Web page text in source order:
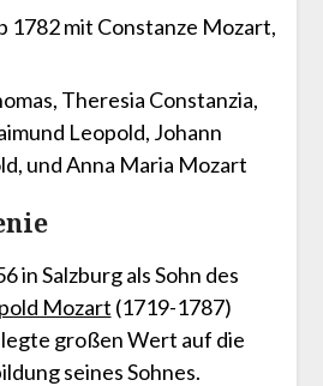
1782 mit Constanze Mozart,
Theresia Constanzia,
Leopold, Johann
und Anna Maria Mozart
in Salzburg als Sohn des
Mozart (1719-1787)
großen Wert auf die
seines Sohnes.